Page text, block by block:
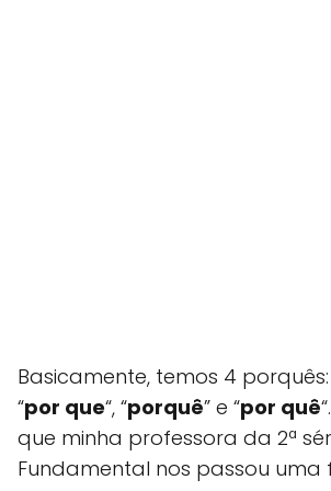
Basicamente, temos 4 porquês:
“por que“, “porquê” e “por quê
que minha professora da 2ª
Fundamental nos passou uma